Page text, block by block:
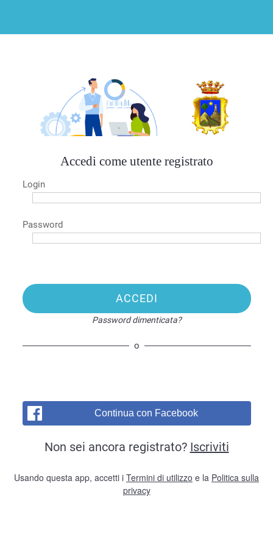
Accedi come utente registrato
Login
Password
ACCEDI
Password dimenticata?
o
Continua con Facebook
Non sei ancora registrato? Iscriviti
Usando questa app, accetti i Termini di utilizzo e la Politica sulla
privacy